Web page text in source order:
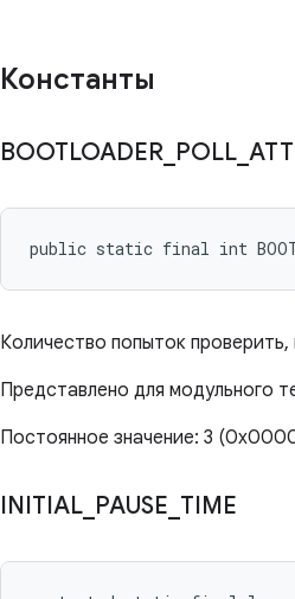
Константы
BOOTLOADER POLL
public static final int
Количество попыток проверить,
Представлено для модульного
Постоянное значение: 3
INITIAL PAUSE TIME